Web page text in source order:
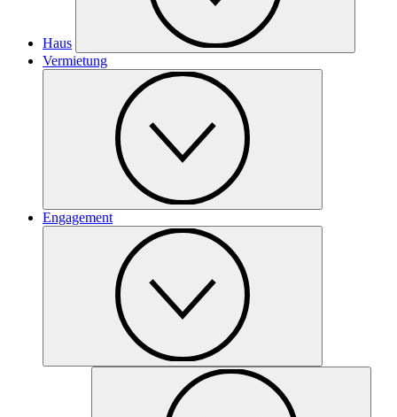
Haus
Vermietung
Engagement